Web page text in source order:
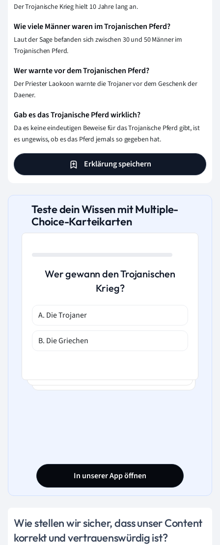
Der Trojanische Krieg hielt 10 Jahre lang an.
Wie viele Männer waren im Trojanischen Pferd?
Laut der Sage befanden sich zwischen 30 und 50 Männer im
Trojanischen Pferd.
Wer warnte vor dem Trojanischen Pferd?
Der Priester Laokoon warnte die Trojaner vor dem Geschenk der
Daener.
Gab es das Trojanische Pferd wirklich?
Da es keine eindeutigen Beweise für das Trojanische Pferd gibt, ist
es ungewiss, ob es das Pferd jemals so gegeben hat.
Erklärung speichern
Teste dein Wissen mit Multiple-
Choice-Karteikarten
Wer gewann den Trojanischen
Krieg?
A. Die Trojaner
B. Die Griechen
In unserer App öffnen
Wie stellen wir sicher, dass unser Content
korrekt und vertrauenswürdig ist?